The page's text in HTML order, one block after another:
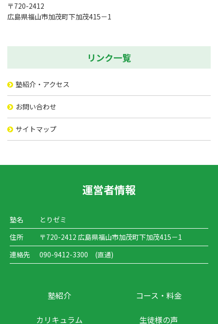
〒720-2412
広島県福山市加茂町下加茂415－1
リンク一覧
塾紹介・アクセス
お問い合わせ
サイトマップ
運営者情報
塾名
とりゼミ
住所
〒720-2412 広島県福山市加茂町下加茂415－1
連絡先
090-9412-3300 (直通)
塾紹介 コース・料金
カリキュラム 生徒様の声